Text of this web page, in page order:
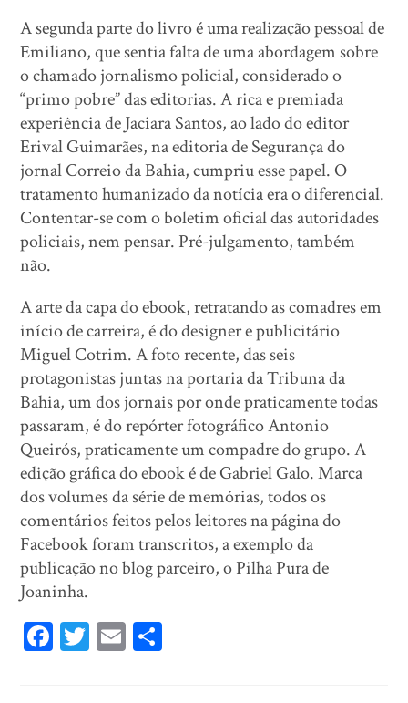
A segunda parte do livro é uma realização pessoal de
Emiliano, que sentia falta de uma abordagem sobre
o chamado jornalismo policial, considerado o
“primo pobre” das editorias. A rica e premiada
experiência de Jaciara Santos, ao lado do editor
Erival Guimarães, na editoria de Segurança do
jornal Correio da Bahia, cumpriu esse papel. O
tratamento humanizado da notícia era o diferencial.
Contentar-se com o boletim oficial das autoridades
policiais, nem pensar. Pré-julgamento, também
não.
A arte da capa do ebook, retratando as comadres em
início de carreira, é do designer e publicitário
Miguel Cotrim. A foto recente, das seis
protagonistas juntas na portaria da Tribuna da
Bahia, um dos jornais por onde praticamente todas
passaram, é do repórter fotográfico Antonio
Queirós, praticamente um compadre do grupo. A
edição gráfica do ebook é de Gabriel Galo. Marca
dos volumes da série de memórias, todos os
comentários feitos pelos leitores na página do
Facebook foram transcritos, a exemplo da
publicação no blog parceiro, o Pilha Pura de
Joaninha.
Fa T E